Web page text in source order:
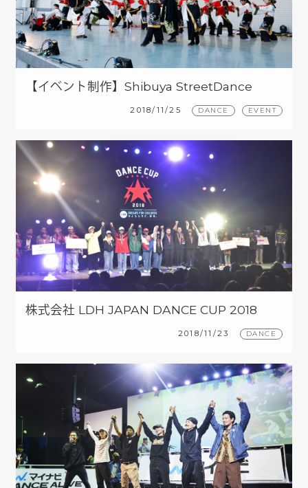
【イベント制作】Shibuya StreetDance
2018/11/25 DANCE EVENT
株式会社 LDH JAPAN DANCE CUP 2018
2018/11/23 DANCE